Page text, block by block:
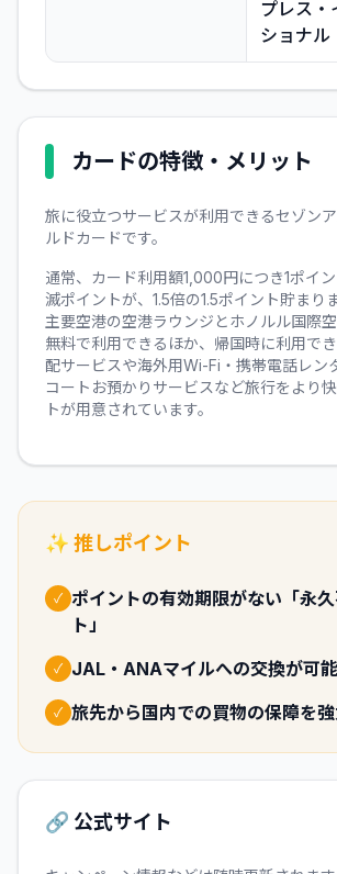
プレス・
ショナル
カードの特徴・メリット
旅に役立つサービスが利用できるセゾン
ルドカードです。
通常、カード利用額1,000円につき1ポイ
滅ポイントが、1.5倍の1.5ポイント貯まり
主要空港の空港ラウンジとホノルル国際
無料で利用できるほか、帰国時に利用で
配サービスや海外用Wi-Fi・携帯電話レン
コートお預かりサービスなど旅行をより
トが用意されています。
✨ 推しポイント
✓ ポイントの有効期限がない「永
ト」
✓ JAL・ANAマイルへの交換が可能
✓ 旅先から国内での買物の保障を
🔗 公式サイト